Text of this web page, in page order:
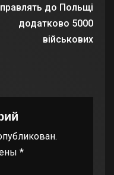
до Польщі
додатково 5000
військових
*